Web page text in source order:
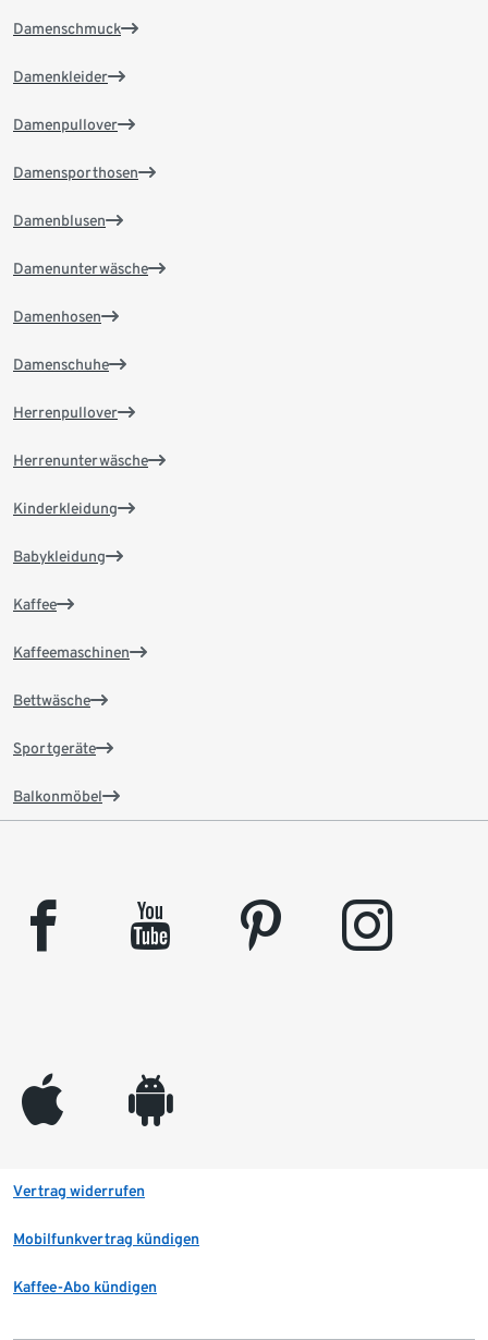
Damenschmuck
Damenkleider
Damenpullover
Damensporthosen
Damenblusen
Damenunterwäsche
Damenhosen
Damenschuhe
Herrenpullover
Herrenunterwäsche
Kinderkleidung
Babykleidung
Kaffee
Kaffeemaschinen
Bettwäsche
Sportgeräte
Balkonmöbel
facebook youtube pinterest instagram
appleinc android
Vertrag widerrufen
Mobilfunkvertrag kündigen
Kaffee-Abo kündigen